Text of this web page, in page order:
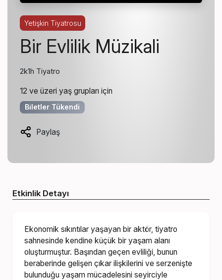
Yetişkin Tiyatrosu
Bir Evlilik Müzikali
2k1h Tiyatro
12 ve üzeri yaş grupları için
Biletler Tükendi
Paylaş
Etkinlik Detayı
Ekonomik sıkıntılar yaşayan bir aktör, tiyatro
sahnesinde kendine küçük bir yaşam alanı
oluşturmuştur. Başından geçen evliliği, bunun
beraberinde gelişen çıkar ilişkilerini ve serzenişte
bulunduğu yaşam mücadelesini seyirciyle